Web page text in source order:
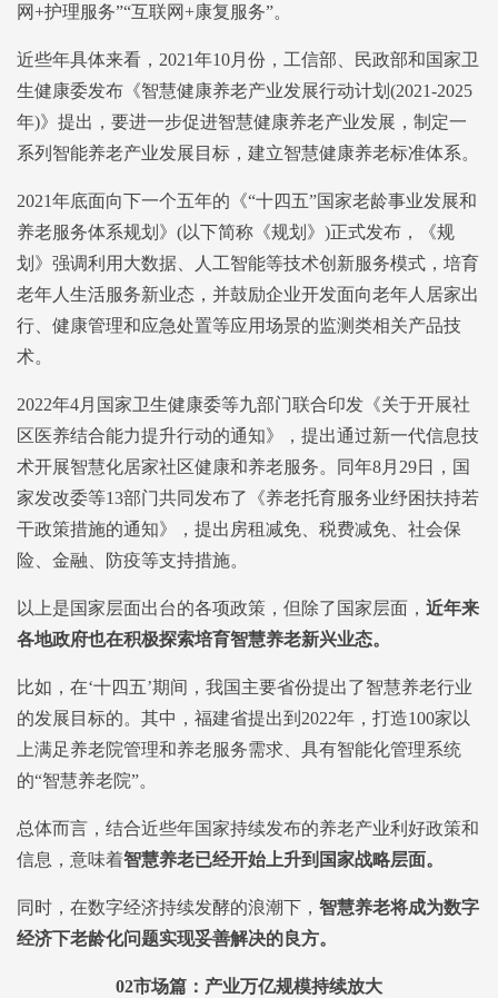
网+护理服务”“互联网+康复服务”。
近些年具体来看，2021年10月份，工信部、民政部和国家卫
生健康委发布《智慧健康养老产业发展行动计划(2021-2025
年)》提出，要进一步促进智慧健康养老产业发展，制定一
系列智能养老产业发展目标，建立智慧健康养老标准体系。
2021年底面向下一个五年的《“十四五”国家老龄事业发展和
养老服务体系规划》(以下简称《规划》)正式发布，《规
划》强调利用大数据、人工智能等技术创新服务模式，培育
老年人生活服务新业态，并鼓励企业开发面向老年人居家出
行、健康管理和应急处置等应用场景的监测类相关产品技
术。
2022年4月国家卫生健康委等九部门联合印发《关于开展社
区医养结合能力提升行动的通知》，提出通过新一代信息技
术开展智慧化居家社区健康和养老服务。同年8月29日，国
家发改委等13部门共同发布了《养老托育服务业纾困扶持若
干政策措施的通知》，提出房租减免、税费减免、社会保
险、金融、防疫等支持措施。
以上是国家层面出台的各项政策，但除了国家层面， 近年来
各地政府也在积极探索培育智慧养老新兴业态。
比如，在‘十四五’期间，我国主要省份提出了智慧养老行业
的发展目标的。其中，福建省提出到2022年，打造100家以
上满足养老院管理和养老服务需求、具有智能化管理系统
的“智慧养老院”。
总体而言，结合近些年国家持续发布的养老产业利好政策和
信息，意味着智慧养老已经开始上升到国家战略层面。
同时，在数字经济持续发酵的浪潮下， 智慧养老将成为数字
经济下老龄化问题实现妥善解决的良方。
02市场篇：产业万亿规模持续放大